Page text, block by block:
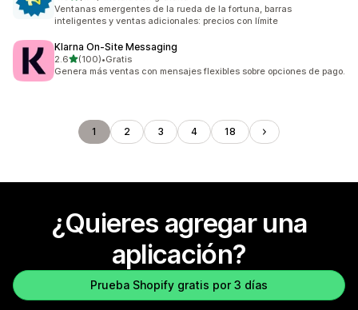
Ventanas emergentes de la rueda de la fortuna, barras
inteligentes y ventas adicionales: precios con límite
Klarna On‑Site Messaging
2.6de 5 estrellas
(100)
100 reseñas en total
•Gratis
Genera más ventas con mensajes flexibles sobre opciones de pago.
1 2 3 4 18
¿Quieres agregar una
aplicación?
Prueba Shopify gratis por 3 días